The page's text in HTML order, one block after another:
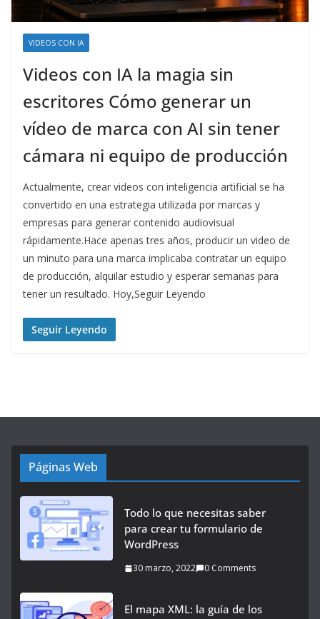
VIDEOS CON IA
Videos con IA la magia sin
escritores Cómo generar un
vídeo de marca con AI sin tener
cámara ni equipo de producción
Actualmente, crear videos con inteligencia artificial se ha
convertido en una estrategia utilizada por marcas y
empresas para generar contenido audiovisual
rápidamente.Hace apenas tres años, producir un video de
un minuto para una marca implicaba contratar un equipo
de producción, alquilar estudio y esperar semanas para
tener un resultado. Hoy,Seguir Leyendo
Seguir Leyendo
Páginas Web
Todo lo que necesitas saber
para crear tu formulario de
WordPress
30 marzo, 2022 0 Comments
El mapa XML: la guía de los